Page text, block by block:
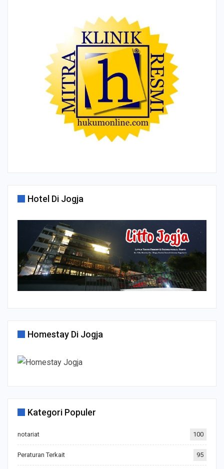
Hotel Di Jogja
Homestay Di Jogja
Kategori Populer
notariat 100
Peraturan Terkait 95